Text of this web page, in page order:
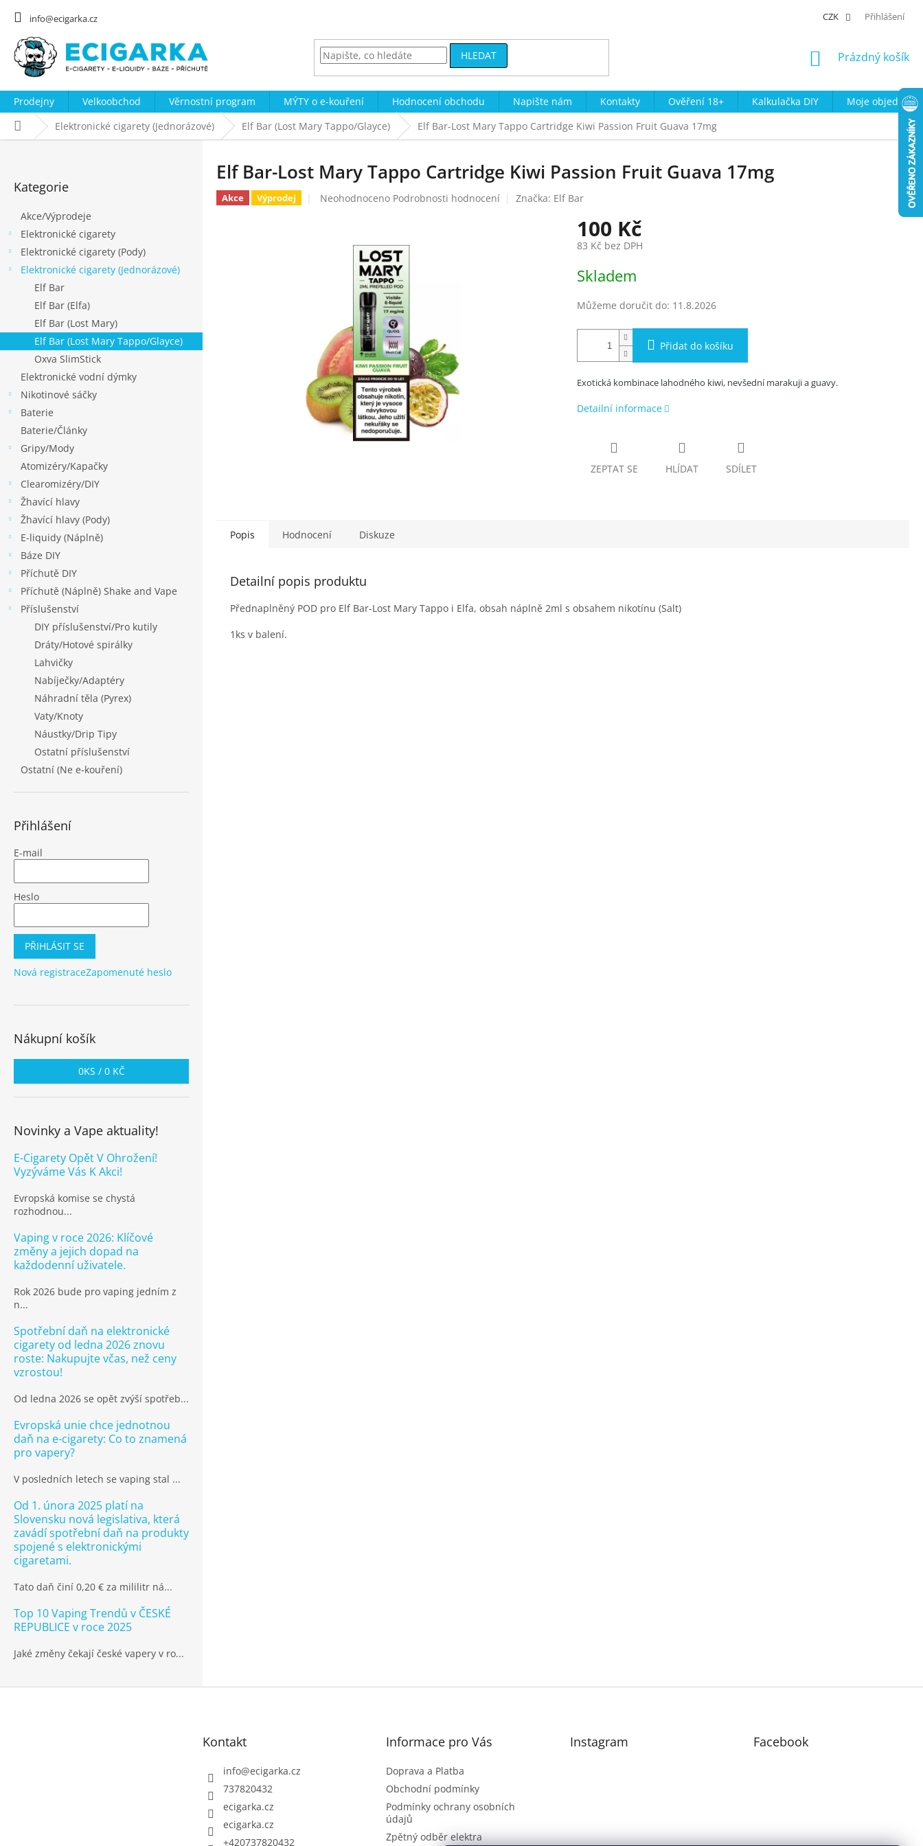
info@ecigarka.cz CZK Přihlášení
HLEDAT
NÁKUPNÍ
Prázdný košík
Prodejny Velkoobchod Věrnostní program MÝTY o e-kouření Hodnocení obchodu Napište nám Kontakty Ověření 18+ Kalkulačka DIY
Moje
Domů Elektronické cigarety (Jednorázové) Elf Bar (Lost Mary Tappo/Glayce) Elf Bar-Lost Mary Tappo Cartridge Kiwi Passion Fruit Guava 17mg
kategorie
Kategorie
Akce/Výprodeje
Elektronické cigarety
Elektronické cigarety (Pody)
Elektronické cigarety (Jednorázové)
Elf Bar
Elf Bar (Elfa)
Elf Bar (Lost Mary)
Elf Bar (Lost Mary Tappo/Glayce)
Oxva SlimStick
Elektronické vodní dýmky
Nikotinové sáčky
Baterie
Baterie/Články
Gripy/Mody
Atomizéry/Kapačky
Clearomizéry/DIY
Žhavící hlavy
Žhavící hlavy (Pody)
E-liquidy (Náplně)
Báze DIY
Příchutě DIY
Příchutě (Náplně) Shake and Vape
Příslušenství
DIY příslušenství/Pro kutily
Dráty/Hotové spirálky
Lahvičky
Nabíječky/Adaptéry
Náhradní těla (Pyrex)
Vaty/Knoty
Náustky/Drip Tipy
Ostatní příslušenství
Ostatní (Ne e-kouření)
Přihlášení
E-mail
Heslo
PŘIHLÁSIT SE
Nová registraceZapomenuté heslo
Nákupní košík
0KS / 0 KČ
Novinky a Vape aktuality!
E-Cigarety Opět V Ohrožení!
Vyzýváme Vás K Akci!
Evropská komise se chystá
rozhodnou...
Vaping v roce 2026: Klíčové
změny a jejich dopad na
každodenní uživatele.
Rok 2026 bude pro vaping jedním z
n...
Spotřební daň na elektronické
cigarety od ledna 2026 znovu
roste: Nakupujte včas, než ceny
vzrostou!
Od ledna 2026 se opět zvýší spotřeb...
Evropská unie chce jednotnou
daň na e-cigarety: Co to znamená
pro vapery?
V posledních letech se vaping stal ...
Od 1. února 2025 platí na
Slovensku nová legislativa, která
zavádí spotřební daň na produkty
spojené s elektronickými
cigaretami.
Tato daň činí 0,20 € za mililitr ná...
Top 10 Vaping Trendů v ČESKÉ
REPUBLICE v roce 2025
Jaké změny čekají české vapery v ro...
Elf Bar-Lost Mary Tappo Cartridge Kiwi Passion Fruit Guava 17mg
Akce Výprodej
Průměrné
hvězdiček.
Neohodnoceno Podrobnosti hodnocení Značka: Elf Bar
100 Kč
83 Kč bez DPH
cena:
Skladem
Můžeme doručit do: 11.8.2026
Přidat do košíku
Exotická kombinace lahodného kiwi, nevšední marakuji a guavy.
Detailní informace
ZEPTAT SE HLÍDAT SDÍLET
Popis Hodnocení Diskuze
Detailní popis produktu
Přednaplněný POD pro Elf Bar-Lost Mary Tappo i Elfa, obsah náplně 2ml s obsahem nikotínu (Salt)
1ks v balení.
Kontakt
info@ecigarka.cz
737820432
ecigarka.cz
ecigarka.cz
+420737820432
Informace pro Vás
Doprava a Platba
Obchodní podmínky
Podmínky ochrany osobních
údajů
Zpětný odběr elektra
Instagram Facebook